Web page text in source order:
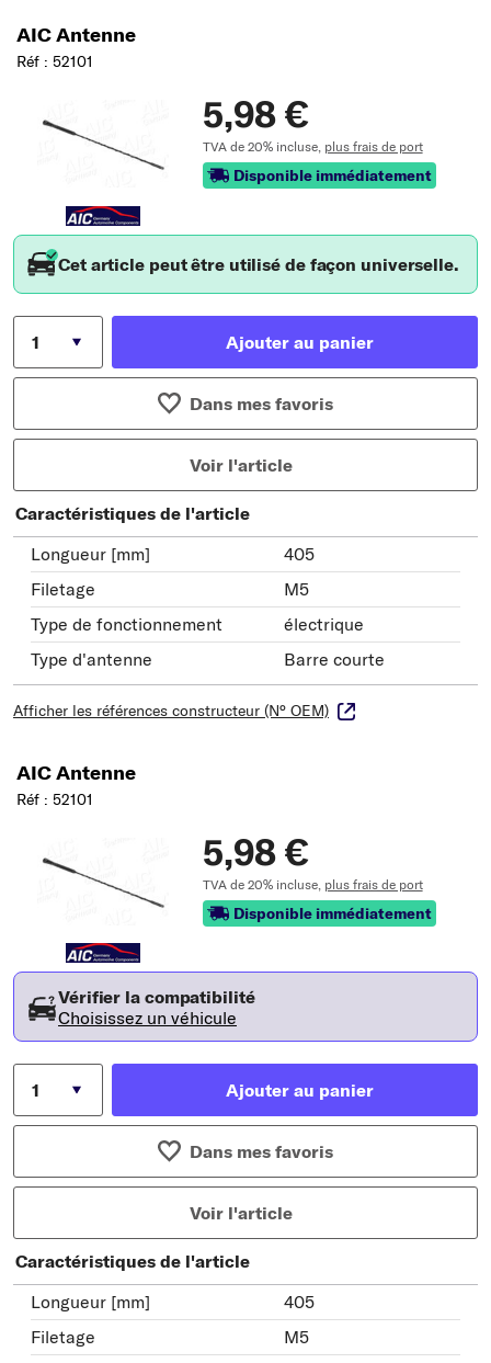
AIC Antenne
Réf : 52101
5,98 €
TVA de 20% incluse, plus frais de port
Disponible immédiatement
Cet article peut être utilisé de façon universelle.
Ajouter au panier
Dans mes favoris
Voir l'article
Caractéristiques de l'article
Longueur [mm]
405
Filetage
M5
Type de fonctionnement
électrique
Type d'antenne
Barre courte
Afficher les références constructeur (N° OEM)
AIC Antenne
Réf : 52101
5,98 €
TVA de 20% incluse, plus frais de port
Disponible immédiatement
Vérifier la compatibilité
Choisissez un véhicule
Ajouter au panier
Dans mes favoris
Voir l'article
Caractéristiques de l'article
Longueur [mm]
405
Filetage
M5